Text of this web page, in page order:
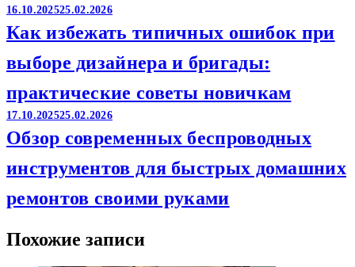
16.10.202525.02.2026
Как избежать типичных ошибок при
выборе дизайнера и бригады:
практические советы новичкам
17.10.202525.02.2026
Обзор современных беспроводных
инструментов для быстрых домашних
ремонтов своими руками
Похожие записи